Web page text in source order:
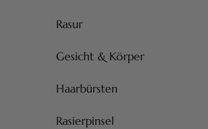
Rasur
Gesicht & Körper
Haarbürsten
Rasierpinsel